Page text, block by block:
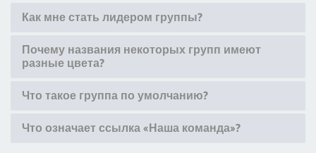
Как мне стать лидером группы?
Почему названия некоторых групп имеют
разные цвета?
Что такое группа по умолчанию?
Что означает ссылка «Наша команда»?